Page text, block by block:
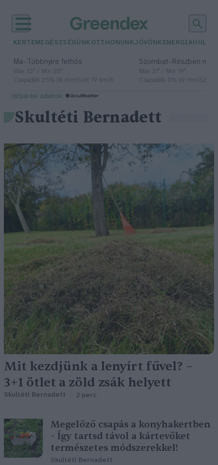
KERTEM EGÉSZSÉGÜNK OTTHONUNKJÖVŐNK ENERGIA
Ma– Többnyire felhős
Max 33° / Min 20°
Csapadék: 25% (0 mm)Szél: 19 km/h
Szombat– Részben
Max 31° / Min 19°
Csapadék: 5% (0 mm)Szél:
időjárási adatok:
Skultéti Bernadett
Mit kezdjünk a lenyírt fűvel? –
3+1 ötlet a zöld zsák helyett
Skultéti Bernadett 2 perc
Megelőző csapás a konyhakertben
– Így tartsd távol a kártevőket
természetes módszerekkel!
Skultéti Bernadett